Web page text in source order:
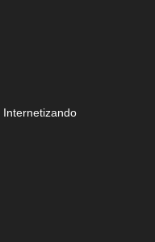
Internetizando